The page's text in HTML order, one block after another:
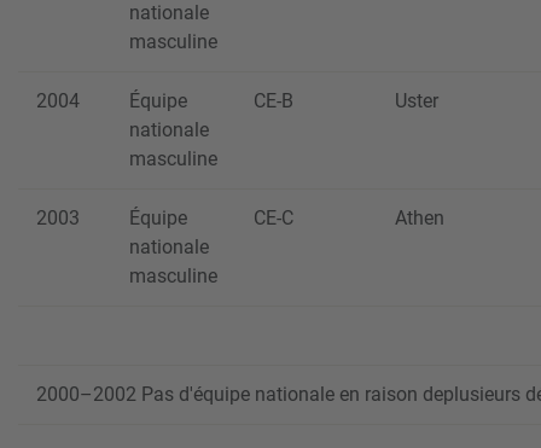
nationale
masculine
2004
Équipe
nationale
masculine
CE-B Uster
2003
Équipe
nationale
masculine
CE-C Athen
2000–2002 Pas d'équipe nationale en raison deplusieurs